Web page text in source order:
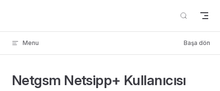
Menu Başa dön
Netgsm Netsipp+ Kullanıcısı